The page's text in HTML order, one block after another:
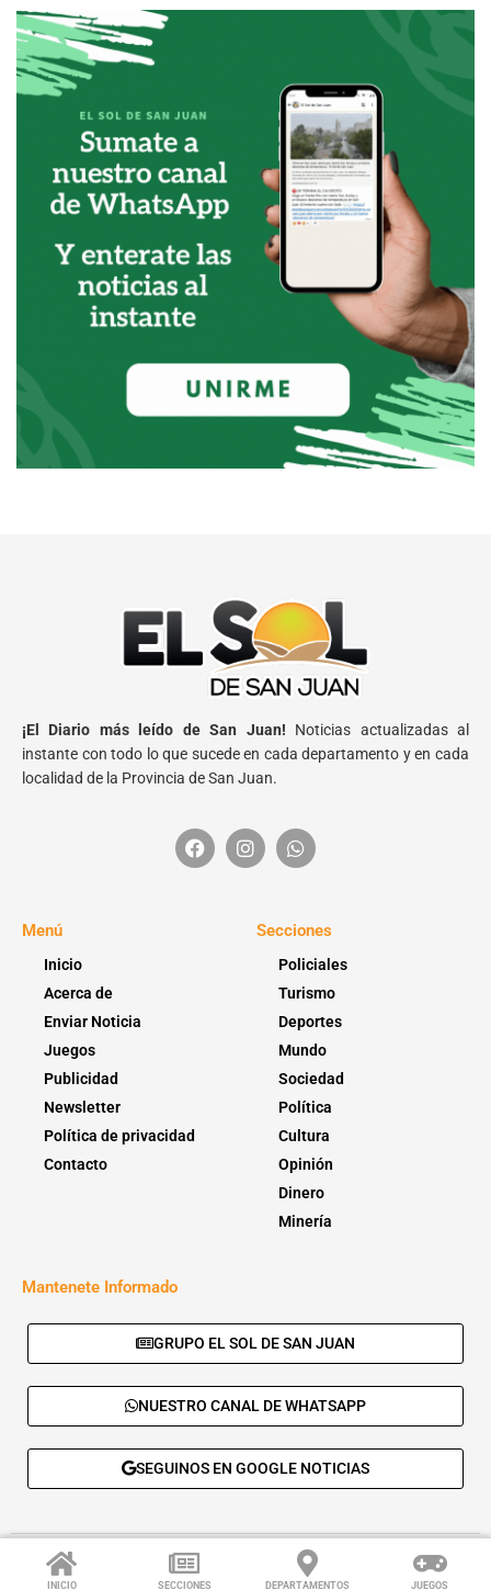
INICIO SECCIONES DEPARTAMENTOS JUEGOS
¡El Diario más leído de San Juan! Noticias actualizadas al
instante con todo lo que sucede en cada departamento y en cada
localidad de la Provincia de San Juan.
Menú
Inicio
Acerca de
Enviar Noticia
Juegos
Publicidad
Newsletter
Política de privacidad
Contacto
Secciones
Policiales
Turismo
Deportes
Mundo
Sociedad
Política
Cultura
Opinión
Dinero
Minería
Mantenete Informado
GRUPO EL SOL DE SAN JUAN
NUESTRO CANAL DE WHATSAPP
SEGUINOS EN GOOGLE NOTICIAS
© 2026 - El Sol de San Juan. Todos los derechos reservados. |
Desarrolla:
Daskalos Solutions